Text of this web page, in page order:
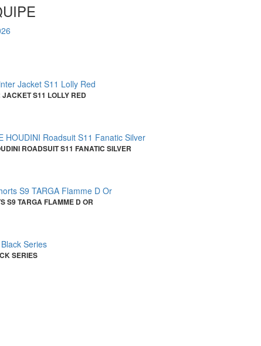
S11 LOLLY RED
ROADSUIT S11 FANATIC SILVER
TARGA FLAMME D OR
SERIES